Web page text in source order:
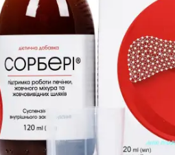
гигиена ›
и мам ›
для дома ›
CODERMA KIDS